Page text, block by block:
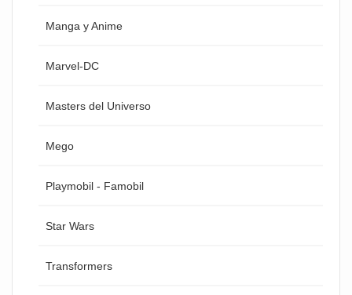
Manga y Anime
Marvel-DC
Masters del Universo
Mego
Playmobil - Famobil
Star Wars
Transformers